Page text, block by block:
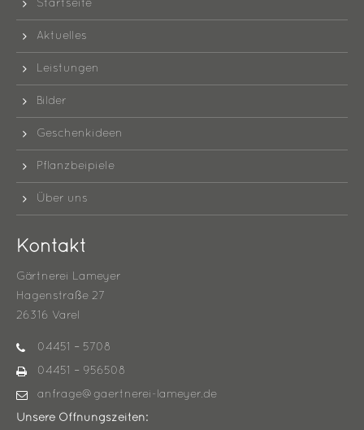
Startseite
Aktuelles
Leistungen
Bilder
Geschenkideen
Pflanzbeipiele
Über uns
Kontakt
Gärtnerei Lameyer
Hagenstraße 27
26316 Varel
04451 – 5708
04451 – 956508
anfrage@gaertnerei-lameyer.de
Unsere Öffnungszeiten: